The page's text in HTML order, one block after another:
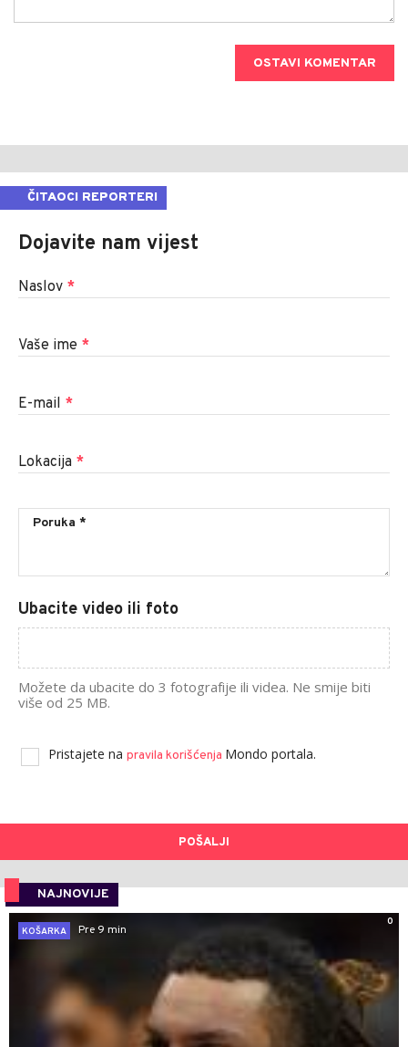
OSTAVI KOMENTAR
ČITAOCI REPORTERI
Dojavite nam vijest
Naslov *
Vaše ime *
E-mail *
Lokacija *
Ubacite video ili foto
Možete da ubacite do 3 fotografije ili videa. Ne smije biti
više od 25 MB.
Pristajete na pravila korišćenja Mondo portala.
POŠALJI
NAJNOVIJE
0
KOŠARKA
Pre 9 min